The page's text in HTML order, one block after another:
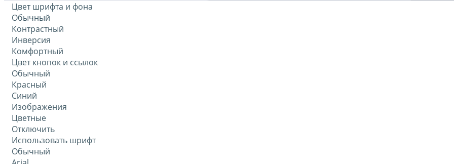
Цвет шрифта и фона
Обычный
Контрастный
Инверсия
Комфортный
Цвет кнопок и ссылок
Обычный
Красный
Синий
Изображения
Цветные
Отключить
Использовать шрифт
Обычный